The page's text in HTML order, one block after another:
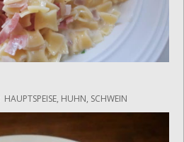
HAUPTSPEISE, HUHN, SCHWEIN